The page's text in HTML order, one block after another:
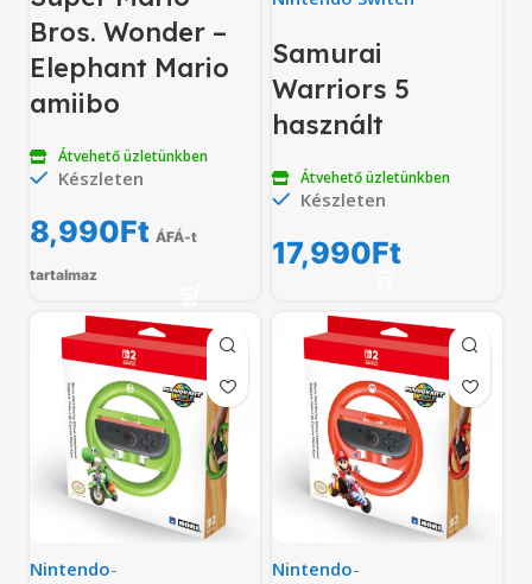
Bros. Wonder –
Elephant Mario
amiibo
Átvehető üzletünkben
Készleten
8,990Ft ÁFÁ-t
tartalmaz
Samurai
Warriors 5
használt
Átvehető üzletünkben
Készleten
17,990Ft
Nintendo- Nintendo-